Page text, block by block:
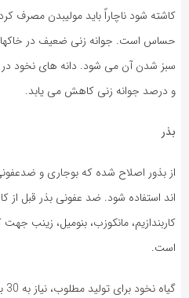
کاشته شود ناچاراً باید مولیبدن مصرف
حساس است. جوانه زنی ضعیف در
سبز شدن آن می شود. دانه های نخود در
و درصد جوانه زنی کاهش می یابد.
بذر
از بذور اصلاح شده که بوجاری و
اند استفاده شود. ضد عفونی بذر قبل از
کاربندازیم، مانکوزب، بنومیل، زینب
است.
گیاه نخود برای تولید مطلوب، نیاز به 30 بوته در متر مربع دارد.